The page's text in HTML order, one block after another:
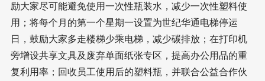
励大家尽可能避免使用一次性瓶装水，减少一次性塑料使
用；将每个月的第一个星期一设置为世纪华通电梯停运
日，鼓励大家多走楼梯少乘电梯，减少碳排放；在打印机
旁增设共享文具及废弃单面纸张专区，提高办公用品的重
复利用率；回收员工使用后的塑料瓶，并联合公益合作伙